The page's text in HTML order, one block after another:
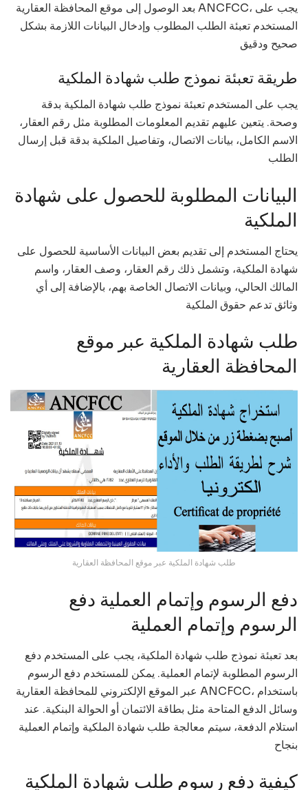
بعد الوصول إلى موقع المحافظة العقارية ANCFCC، يجب على
المستخدم تعبئة الطلب المطلوب وإدخال البيانات اللازمة بشكل
صحيح ودقيق
طريقة تعبئة نموذج طلب شهادة الملكية
يجب على المستخدم تعبئة نموذج طلب شهادة الملكية بدقة
وصحة. يتعين عليهم تقديم المعلومات المطلوبة مثل رقم العقار،
الاسم الكامل، بيانات الاتصال، وتفاصيل الملكية بدقة قبل إرسال
الطلب
البيانات المطلوبة للحصول على شهادة
الملكية
يحتاج المستخدم إلى تقديم بعض البيانات الأساسية للحصول على
شهادة الملكية، وتشمل ذلك رقم العقار، وصف العقار، واسم
المالك الحالي، وبيانات الاتصال الخاصة بهم، بالإضافة إلى أي
وثائق تدعم حقوق الملكية
طلب شهادة الملكية عبر موقع
المحافظة العقارية
طلب شهادة الملكية عبر موقع المحافظة العقارية
دفع الرسوم وإتمام العملية دفع
الرسوم وإتمام العملية
بعد تعبئة نموذج طلب شهادة الملكية، يجب على المستخدم دفع
الرسوم المطلوبة لإتمام العملية. يمكن للمستخدم دفع الرسوم
عبر الموقع الإلكتروني للمحافظة العقارية ANCFCC، باستخدام
وسائل الدفع المتاحة مثل بطاقة الائتمان أو الحوالة البنكية. عند
استلام الدفعة، سيتم معالجة طلب شهادة الملكية وإتمام العملية
بنجاح
كيفية دفع رسوم طلب شهادة الملكية